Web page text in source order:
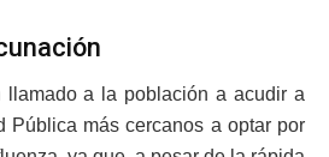
llamado a la población a acudir a
Pública más cercanos a optar por